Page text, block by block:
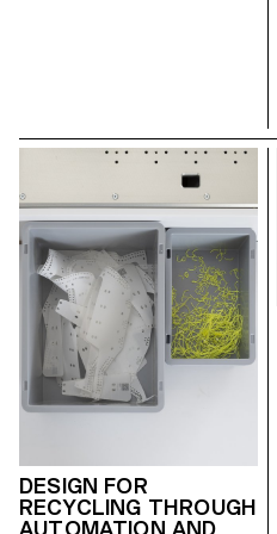
DESIGN FOR
RECYCLING THROUGH
AUTOMATION AND